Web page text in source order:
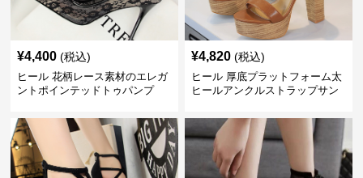
¥4,400 (税込)
ヒール 花柄レース素材のエレガ
ントポインテッドトゥパンプ
¥4,820 (税込)
ヒール 厚底プラットフォーム太
ヒールアンクルストラップサン